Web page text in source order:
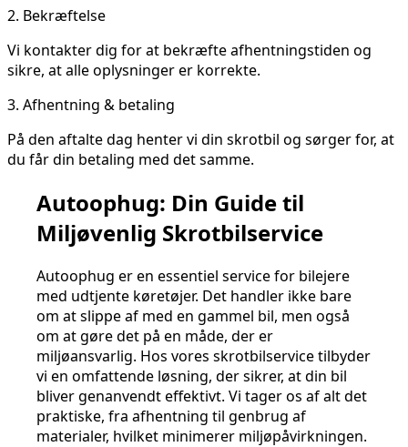
2. Bekræftelse
Vi kontakter dig for at bekræfte afhentningstiden og
sikre, at alle oplysninger er korrekte.
3. Afhentning & betaling
På den aftalte dag henter vi din skrotbil og sørger for, at
du får din betaling med det samme.
Autoophug: Din Guide til
Miljøvenlig Skrotbilservice
Autoophug er en essentiel service for bilejere
med udtjente køretøjer. Det handler ikke bare
om at slippe af med en gammel bil, men også
om at gøre det på en måde, der er
miljøansvarlig. Hos vores skrotbilservice tilbyder
vi en omfattende løsning, der sikrer, at din bil
bliver genanvendt effektivt. Vi tager os af alt det
praktiske, fra afhentning til genbrug af
materialer, hvilket minimerer miljøpåvirkningen.